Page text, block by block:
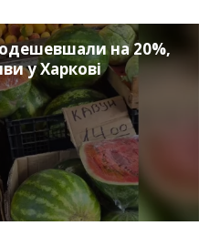
на 20%,
у Харкові